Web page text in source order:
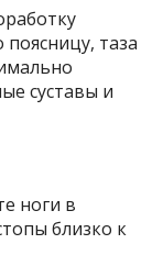
таза
суставы и
ноги в
близко к